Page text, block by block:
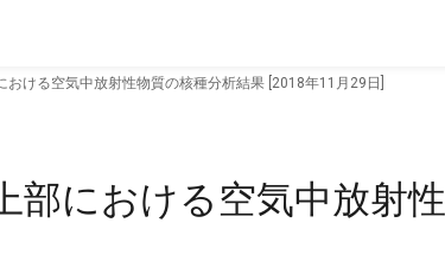
ける空気中放射性物質の核種分析結果 [2018年11月29日]
部における空気中放射性